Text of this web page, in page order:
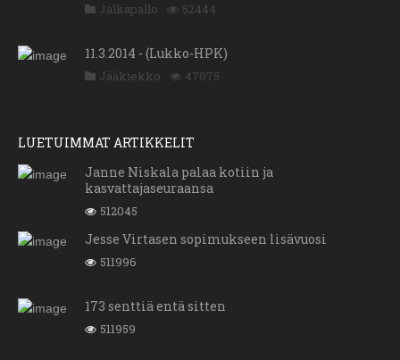
Jalkapallo 52444
11.3.2014 - (Lukko-HPK)
Jääkiekko 47075
LUETUIMMAT ARTIKKELIT
Janne Niskala palaa kotiin ja
kasvattajaseuraansa
512045
Jesse Virtasen sopimukseen lisävuosi
511996
173 senttiä entä sitten
511959